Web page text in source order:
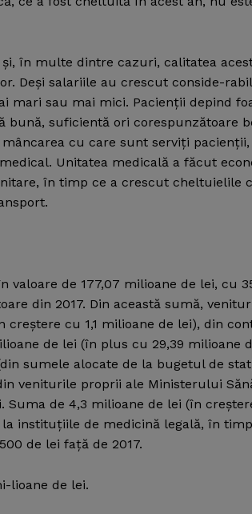
în multe dintre cazuri, calitatea
Deşi salariile au crescut conside-
mari sau mai mici. Pacienţii depind
suficientă ori corespunzătoare
cu care sunt serviţi pacienţii,
Unitatea medicală a făcut
în timp ce a crescut cheltuielile
de 177,07 milioane de lei, cu
din 2017. Din această sumă,
cu 1,1 milioane de lei), din
de lei (în plus cu 29,39 milioane
sumele alocate de la bugetul de
veniturile proprii ale Ministerului
de 4,3 milioane de lei (în
instituţiile de medicină legală, în
de lei faţă de 2017.
lioane de lei.